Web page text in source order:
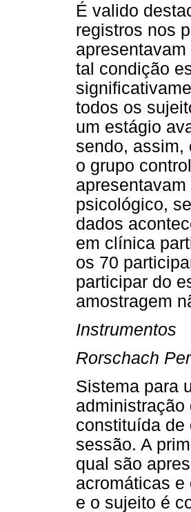
É valido
registros nos
tal condição
todos os
um estágio
sendo, assim,
o grupo
psicológico,
dados
em clínica
os 70
participar do
amostragem
Instrumentos
Rorschach
Sistema para
administração
constituída de
sessão. A
qual são
acromáticas e
e o sujeito é